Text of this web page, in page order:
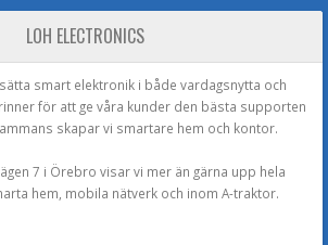
LOH ELECTRONICS
smart elektronik i både vardagsnytta och
för att ge våra kunder den bästa supporten
skapar vi smartare hem och kontor.
7 i Örebro visar vi mer än gärna upp hela
hem, mobila nätverk och inom A-traktor.